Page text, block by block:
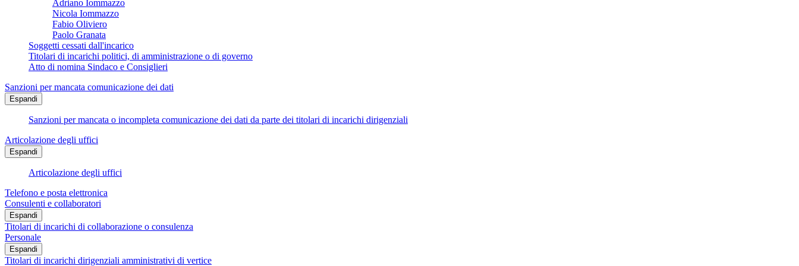
Adriano Iommazzo
Nicola Iommazzo
Fabio Oliviero
Paolo Granata
Soggetti cessati dall'incarico
Titolari di incarichi politici, di amministrazione o di governo
Atto di nomina Sindaco e Consiglieri
Sanzioni per mancata comunicazione dei dati
Espandi
Sanzioni per mancata o incompleta comunicazione dei dati da parte dei titolari di incarichi dirigenziali
Articolazione degli uffici
Espandi
Articolazione degli uffici
Telefono e posta elettronica
Consulenti e collaboratori
Espandi
Titolari di incarichi di collaborazione o consulenza
Personale
Espandi
Titolari di incarichi dirigenziali amministrativi di vertice